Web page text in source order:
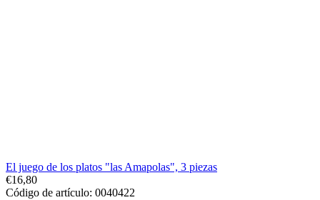
El juego de los platos "las Amapolas", 3 piezas
€16,80
Código de artículo: 0040422